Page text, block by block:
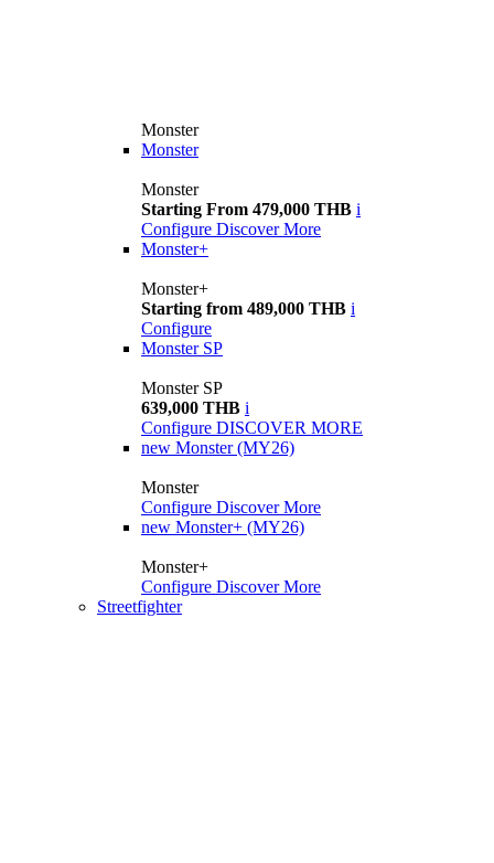
Monster
Monster
Monster
Starting From 479,000 THB i
Configure Discover More
Monster+
Monster+
Starting from 489,000 THB i
Configure
Monster SP
Monster SP
639,000 THB i
Configure DISCOVER MORE
new Monster (MY26)
Monster
Configure Discover More
new Monster+ (MY26)
Monster+
Configure Discover More
Streetfighter